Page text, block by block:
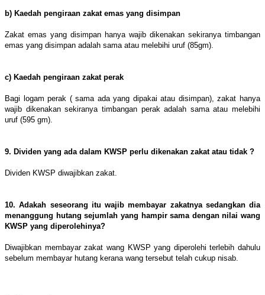
b) Kaedah pengiraan zakat emas yang disimpan
Zakat emas yang disimpan hanya wajib dikenakan sekiranya timbangan
emas yang disimpan adalah sama atau melebihi uruf (85gm).
c) Kaedah pengiraan zakat perak
Bagi logam perak ( sama ada yang dipakai atau disimpan), zakat hanya
wajib dikenakan sekiranya timbangan perak adalah sama atau melebihi
uruf (595 gm).
9. Dividen yang ada dalam KWSP perlu dikenakan zakat atau tidak ?
Dividen KWSP diwajibkan zakat.
10. Adakah seseorang itu wajib membayar zakatnya sedangkan dia
menanggung hutang sejumlah yang hampir sama dengan nilai wang
KWSP yang diperolehinya?
Diwajibkan membayar zakat wang KWSP yang diperolehi terlebih dahulu
sebelum membayar hutang kerana wang tersebut telah cukup nisab.